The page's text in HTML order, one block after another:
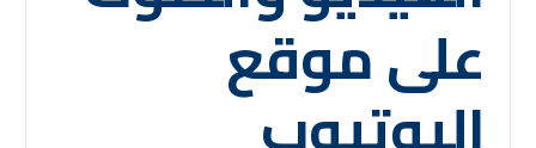
على موقع